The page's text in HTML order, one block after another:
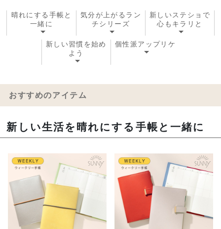
晴れにする手帳と
一緒に
気分が上がるラン
チシリーズ
新しいステショで
心もキラリと
新しい習慣を始め
よう
個性派アップリケ
おすすめのアイテム
新しい生活を晴れにする手帳と一緒に